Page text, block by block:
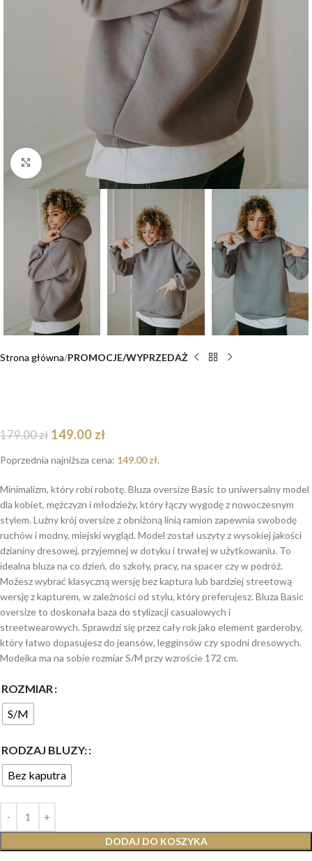
Click to enlarge
Strona główna PROMOCJE/WYPRZEDAŻ
179.00zł 149.00 zł
Poprzednia najniższa cena: 149.00zł.
Minimalizm, który robi robotę. Bluza oversize Basic to uniwersalny model
dla kobiet, mężczyzn i młodzieży, który łączy wygodę z nowoczesnym
stylem. Luźny krój oversize z obniżoną linią ramion zapewnia swobodę
ruchów i modny, miejski wygląd. Model został uszyty z wysokiej jakości
dzianiny dresowej, przyjemnej w dotyku i trwałej w użytkowaniu. To
idealna bluza na co dzień, do szkoły, pracy, na spacer czy w podróż.
Możesz wybrać klasyczną wersję bez kaptura lub bardziej streetową
wersję z kapturem, w zależności od stylu, który preferujesz. Bluza Basic
oversize to doskonała baza do stylizacji casualowych i
streetwearowych. Sprawdzi się przez cały rok jako element garderoby,
który łatwo dopasujesz do jeansów, legginsów czy spodni dresowych.
Modelka ma na sobie rozmiar S/M przy wzroście 172 cm.
ROZMIAR
S/M
RODZAJ BLUZY:
Bez kaputra
DODAJ DO KOSZYKA